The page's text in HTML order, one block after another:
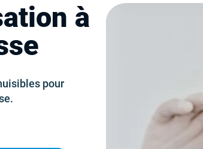
à
pour